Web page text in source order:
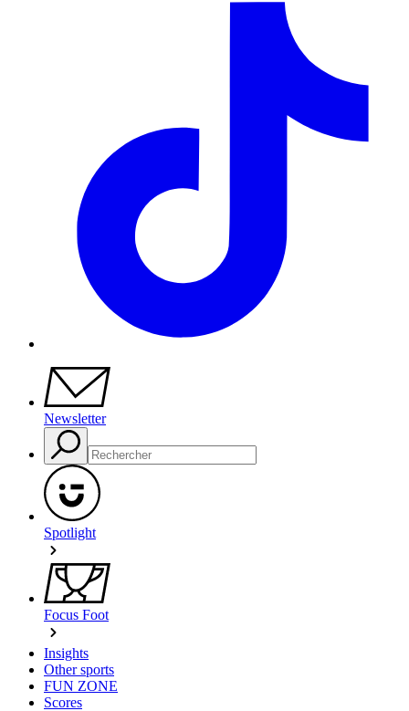
Newsletter
Spotlight
Focus Foot
Insights
Other sports
FUN ZONE
Scores